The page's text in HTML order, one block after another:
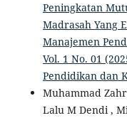
Peningkatan
Madrasah Yang
Manajemen
Vol. 1 No. 01
Pendidikan dan
Muhammad
Lalu M Dendi ,